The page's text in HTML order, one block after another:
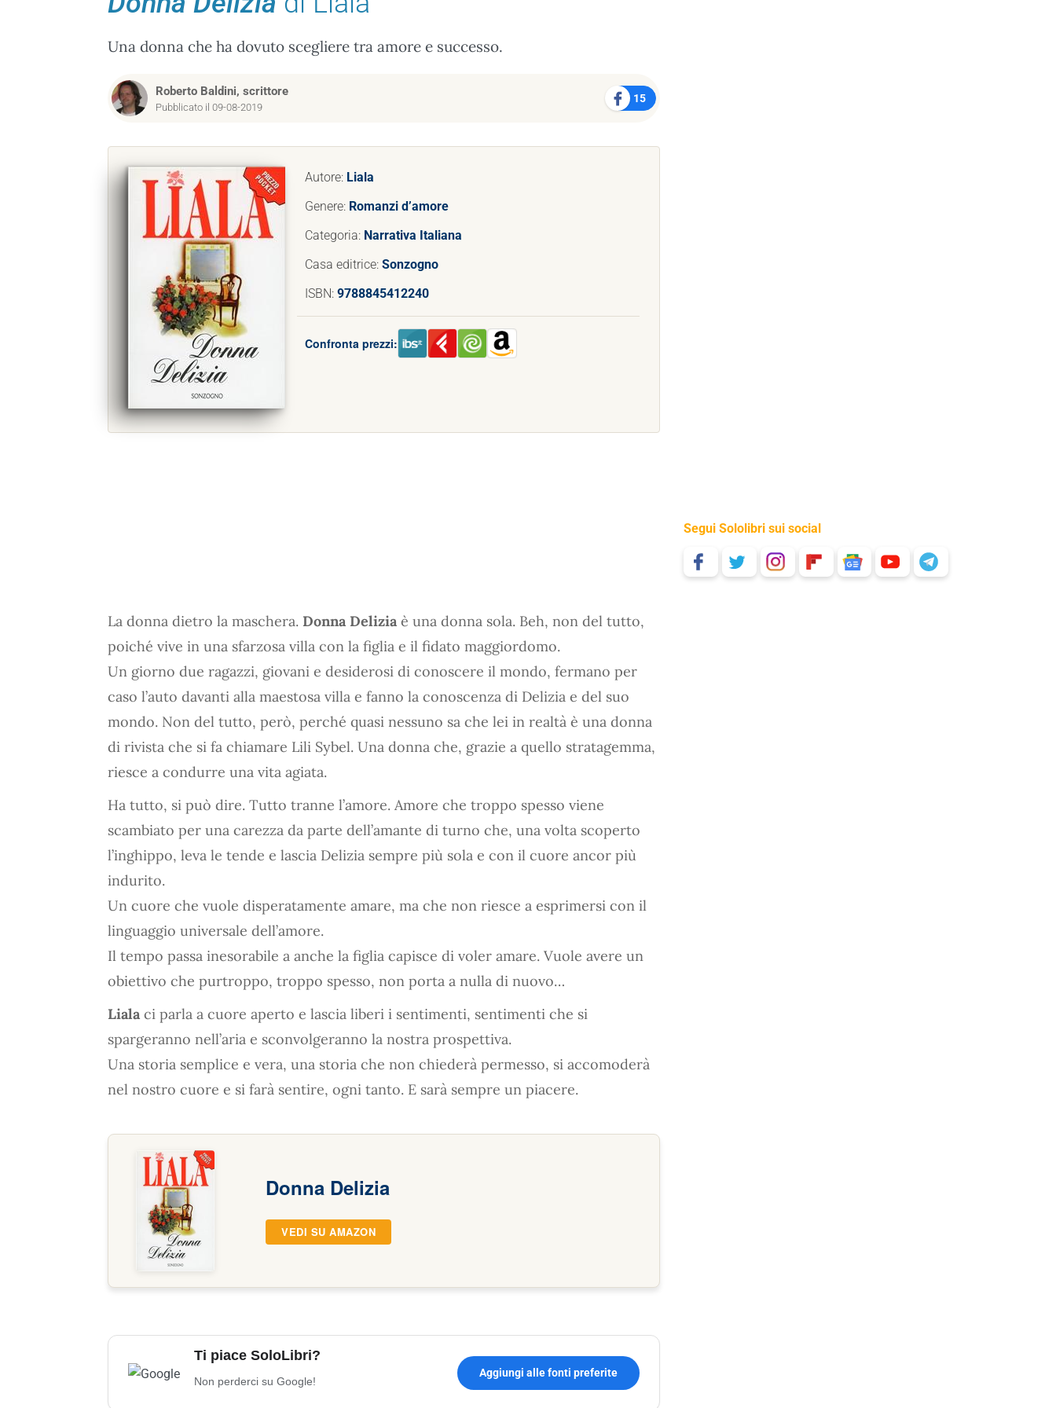
Una donna che ha dovuto scegliere tra amore e successo.
Roberto Baldini, scrittore
Pubblicato il 09-08-2019
15
Autore: Liala
Genere: Romanzi d’amore
Categoria: Narrativa Italiana
Casa editrice: Sonzogno
ISBN: 9788845412240
Confronta prezzi:
La donna dietro la maschera. Donna Delizia è una donna sola. Beh, non del tutto,
poiché vive in una sfarzosa villa con la figlia e il fidato maggiordomo.
Un giorno due ragazzi, giovani e desiderosi di conoscere il mondo, fermano per
caso l’auto davanti alla maestosa villa e fanno la conoscenza di Delizia e del suo
mondo. Non del tutto, però, perché quasi nessuno sa che lei in realtà è una donna
di rivista che si fa chiamare Lili Sybel. Una donna che, grazie a quello stratagemma,
riesce a condurre una vita agiata.
Ha tutto, si può dire. Tutto tranne l’amore. Amore che troppo spesso viene
scambiato per una carezza da parte dell’amante di turno che, una volta scoperto
l’inghippo, leva le tende e lascia Delizia sempre più sola e con il cuore ancor più
indurito.
Un cuore che vuole disperatamente amare, ma che non riesce a esprimersi con il
linguaggio universale dell’amore.
Il tempo passa inesorabile a anche la figlia capisce di voler amare. Vuole avere un
obiettivo che purtroppo, troppo spesso, non porta a nulla di nuovo…
Liala ci parla a cuore aperto e lascia liberi i sentimenti, sentimenti che si
spargeranno nell’aria e sconvolgeranno la nostra prospettiva.
Una storia semplice e vera, una storia che non chiederà permesso, si accomoderà
nel nostro cuore e si farà sentire, ogni tanto. E sarà sempre un piacere.
Donna Delizia
VEDI SU AMAZON
Ti piace SoloLibri?
Non perderci su Google!
Aggiungi alle fonti preferite
Segui Sololibri sui social